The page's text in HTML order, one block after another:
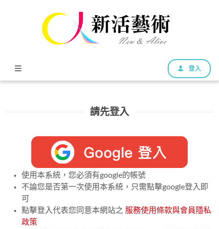
登入
請先登入
使用本系統，您必須有google的帳號
不論您是否第一次使用本系統，只需點擊google登入即
可
點擊登入代表您同意本網站之 服務使用條款與會員隱私
政策